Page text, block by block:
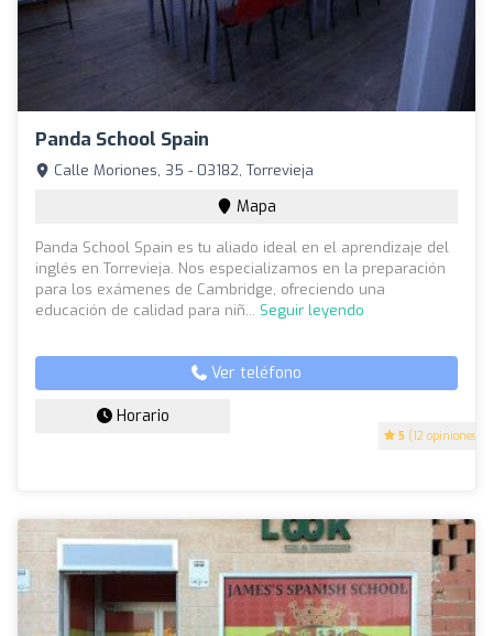
Panda School Spain
5 (12 opiniones)
Calle Moriones, 35 - 03182, Torrevieja
Mapa
Panda School Spain es tu aliado ideal en el aprendizaje del
inglés en Torrevieja. Nos especializamos en la preparación
para los exámenes de Cambridge, ofreciendo una
educación de calidad para niñ... Seguir leyendo
Ver teléfono
Horario